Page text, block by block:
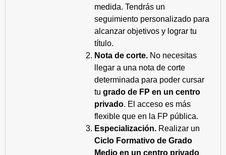
medida. Tendrás un
seguimiento personalizado para
alcanzar objetivos y lograr tu
título.
Nota de corte. No necesitas
llegar a una nota de corte
determinada para poder cursar
tu grado de FP en un centro
privado. El acceso es más
flexible que en la FP pública.
Especialización. Realizar un
Ciclo Formativo de Grado
Medio en un centro privado